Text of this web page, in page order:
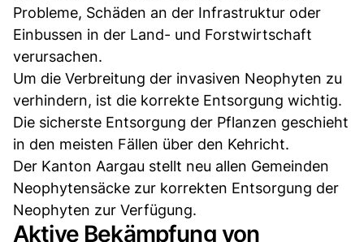
Probleme, Schäden an der Infrastruktur oder
Einbussen in der Land- und Forstwirtschaft
verursachen.
Um die Verbreitung der invasiven Neophyten zu
verhindern, ist die korrekte Entsorgung wichtig.
Die sicherste Entsorgung der Pflanzen geschieht
in den meisten Fällen über den Kehricht.
Der Kanton Aargau stellt neu allen Gemeinden
Neophytensäcke zur korrekten Entsorgung der
Neophyten zur Verfügung.
Aktive Bekämpfung von